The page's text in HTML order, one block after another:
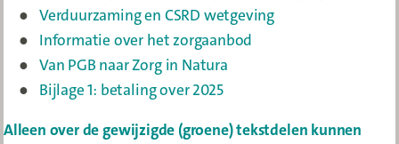
Verduurzaming en CSRD wetgeving
Informatie over het zorgaanbod
Van PGB naar Zorg in Natura
Bijlage 1: betaling over 2025
Alleen over de gewijzigde (groene) tekstdelen kunnen